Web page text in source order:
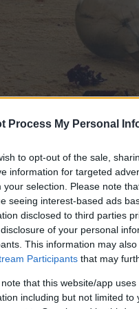
Process My Personal
to opt-out of the sale,
information for targeted
your selection. Please note
seeing interest-based ads
disclosed to third parties
of your personal
This information may
Participants that may
note that this website/app
including but not limited
το ΕΘΝΟΣ στη Google
ένα πλαστικό,
έτσι μια
και βλάπτει την